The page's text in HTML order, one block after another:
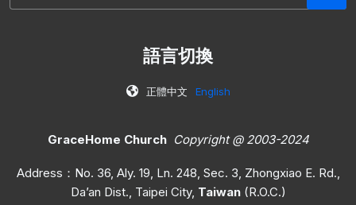
語言切換
正體中文 English
GraceHome Church Copyright @ 2003-2024
Address：No. 36, Aly. 19, Ln. 248, Sec. 3, Zhongxiao E. Rd.,
Da’an Dist., Taipei City, Taiwan (R.O.C.)